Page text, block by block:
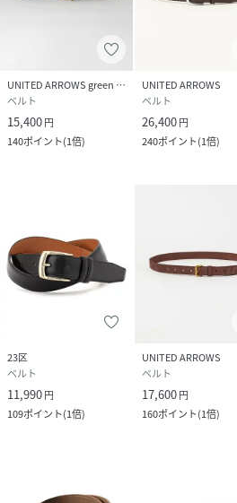
UNITED ARROWS green label relaxing
ベルト
15,400円
140ポイント(1倍)
UNITED ARROWS
ベルト
26,400円
240ポイント(1倍)
23区
ベルト
11,990円
109ポイント(1倍)
UNITED ARROWS
ベルト
17,600円
160ポイント(1倍)